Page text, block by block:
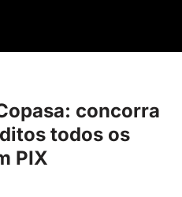
concorra
todos os
PIX